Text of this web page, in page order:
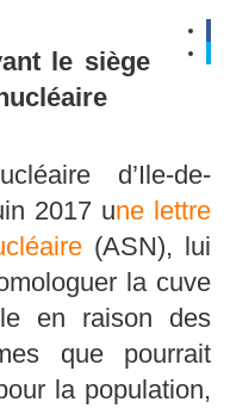
le siège
d’Ile-de-
2017 une lettre
(ASN), lui
la cuve
en raison des
que pourrait
la population,